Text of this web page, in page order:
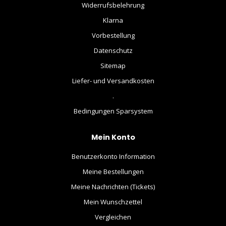
Widerrufsbelehrung
Klarna
Vorbestellung
Datenschutz
Sitemap
Liefer- und Versandkosten
.
Bedingungen Sparsystem
Mein Konto
Benutzerkonto Information
Meine Bestellungen
Meine Nachrichten (Tickets)
Mein Wunschzettel
Vergleichen